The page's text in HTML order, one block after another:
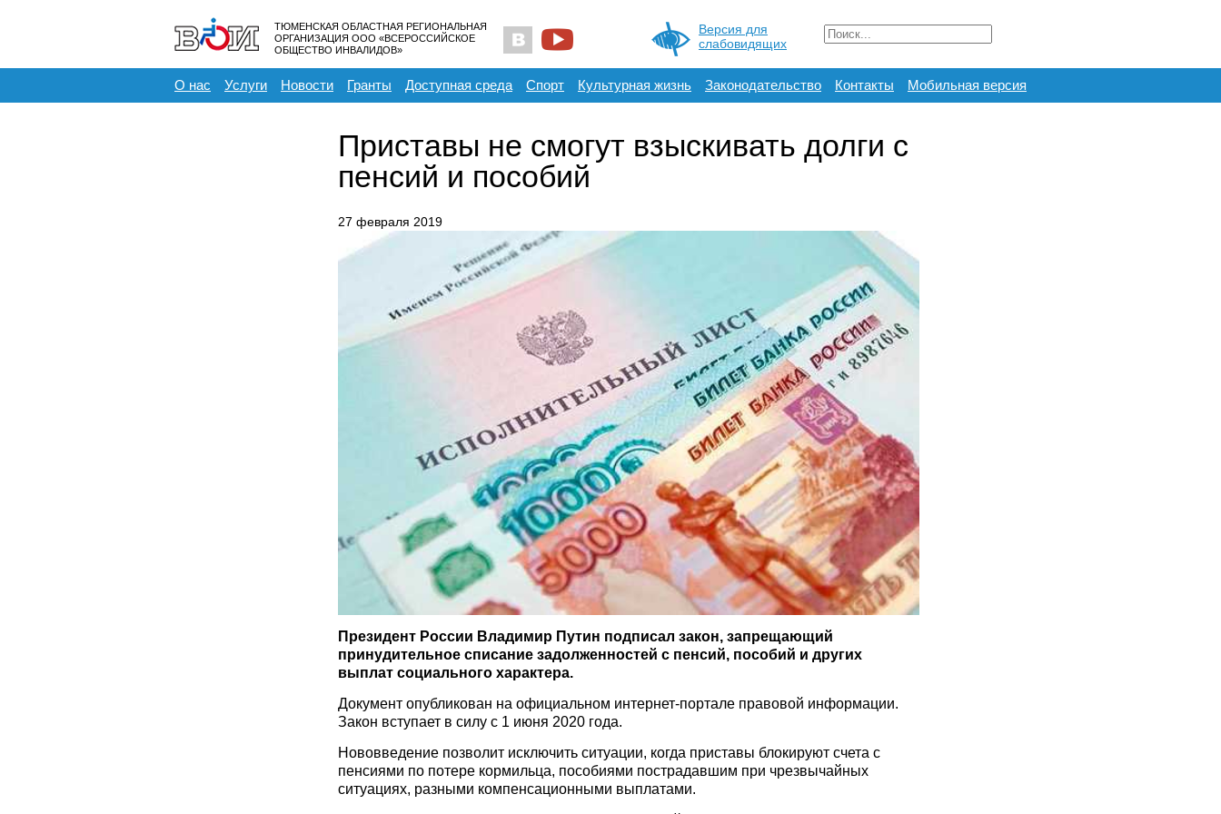
ТЮМЕНСКАЯ ОБЛАСТНАЯ РЕГИОНАЛЬНАЯ
ОРГАНИЗАЦИЯ ООО «ВСЕРОССИЙСКОЕ
ОБЩЕСТВО ИНВАЛИДОВ»
Версия для
слабовидящих
О нас Услуги Новости Гранты Доступная среда Спорт Культурная жизнь Законодательство Контакты Мобильная версия
Приставы не смогут взыскивать долги с
пенсий и пособий
27 февраля 2019
Президент России Владимир Путин подписал закон, запрещающий
принудительное списание задолженностей с пенсий, пособий и других
выплат социального характера.
Документ опубликован на официальном интернет-портале правовой информации.
Закон вступает в силу с 1 июня 2020 года.
Нововведение позволит исключить ситуации, когда приставы блокируют счета с
пенсиями по потере кормильца, пособиями пострадавшим при чрезвычайных
ситуациях, разными компенсационными выплатами.